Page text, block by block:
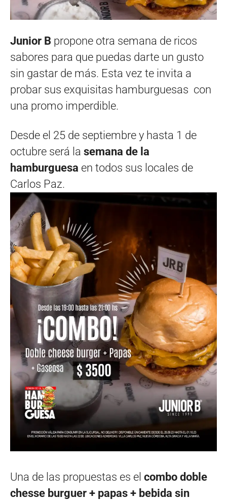
Junior B propone otra semana de ricos
sabores para que puedas darte un gusto
sin gastar de más. Esta vez te invita a
probar sus exquisitas hamburguesas con
una promo imperdible.
Desde el 25 de septiembre y hasta 1 de
octubre será la semana de la
hamburguesa en todos sus locales de
Carlos Paz.
Una de las propuestas es el combo doble
chesse burguer + papas + bebida sin